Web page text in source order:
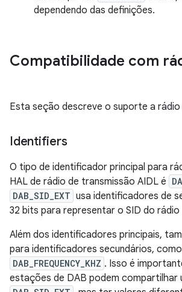
dependendo das definições.
Compatibilidade com
Esta seção descreve o suporte a rádio
Identifiers
O tipo de identificador principal para
HAL de rádio de transmissão AIDL é
DAB_SID_EXT usa identificadores de
32 bits para representar o SID do rádio
Além dos identificadores principais,
para identificadores secundários, como
DAB_FREQUENCY_KHZ . Isso é
estações de DAB podem compartilhar